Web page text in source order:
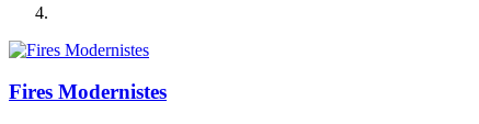
Fires Modernistes